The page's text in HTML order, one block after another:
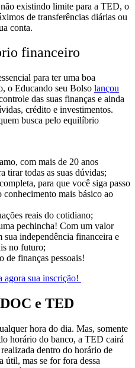
existindo limite para a TED, o
de transferências diárias ou
conta.
financeiro
para ter uma boa
o Educando seu Bolso lançou
das suas finanças e ainda
crédito e investimentos.
busca pelo equilíbrio
com mais de 20 anos
tirar todas as suas dúvidas;
para que você siga passo
conhecimento mais básico ao
reais do cotidiano;
pechincha! Com um valor
independência financeira e
no futuro;
de finanças pessoais!
agora sua inscrição!
e TED
hora do dia. Mas, somente
horário do banco, a TED cairá
dentro do horário de
útil, mas se for fora dessa